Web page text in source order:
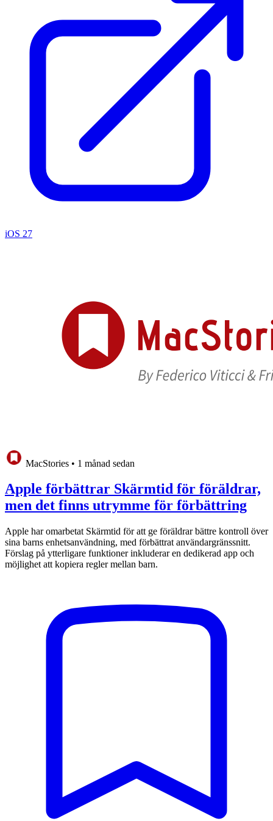
iOS 27
MacStories • 1 månad sedan
Apple förbättrar Skärmtid för föräldrar,
men det finns utrymme för förbättring
Apple har omarbetat Skärmtid för att ge föräldrar bättre kontroll över
sina barns enhetsanvändning, med förbättrat användargränssnitt.
Förslag på ytterligare funktioner inkluderar en dedikerad app och
möjlighet att kopiera regler mellan barn.